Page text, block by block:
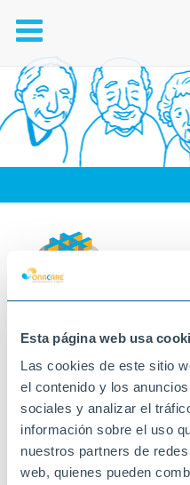
Esta página web usa
Las cookies de este sitio
el contenido y los
sociales y analizar el
información sobre el uso
nuestros partners de
web, quienes pueden
Toggle
navigation
Este será el#hashtaga
para localizar fácilmente
los centros durante el